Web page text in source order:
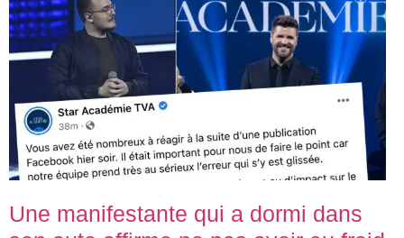
Une manifestante qui a dormi dans